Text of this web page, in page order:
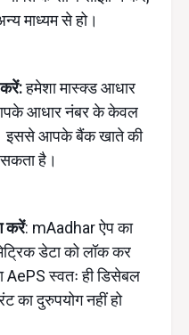
माध्यम से हो।
हमेशा मास्क्ड आधार
आधार नंबर के केवल
इससे आपके बैंक खाते की
सकता है।
करें: mAadhar ऐप का
डेटा को लॉक कर
स्वतः ही डिसेबल
का दुरुपयोग नहीं हो